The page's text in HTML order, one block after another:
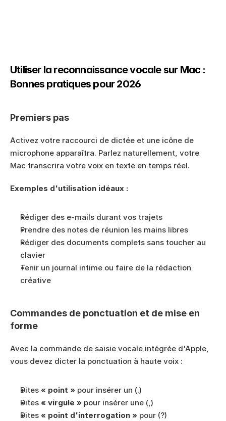
Utiliser la reconnaissance vocale sur Mac :
Bonnes pratiques pour 2026
Premiers pas
Activez votre raccourci de dictée et une icône de
microphone apparaîtra. Parlez naturellement, votre
Mac transcrira votre voix en texte en temps réel.
Exemples d'utilisation idéaux :
Rédiger des e-mails durant vos trajets
Prendre des notes de réunion les mains libres
Rédiger des documents complets sans toucher au
clavier
Tenir un journal intime ou faire de la rédaction
créative
Commandes de ponctuation et de mise en
forme
Avec la commande de saisie vocale intégrée d'Apple,
vous devez dicter la ponctuation à haute voix :
Dites « point » pour insérer un (.)
Dites « virgule » pour insérer une (,)
Dites « point d'interrogation » pour (?)